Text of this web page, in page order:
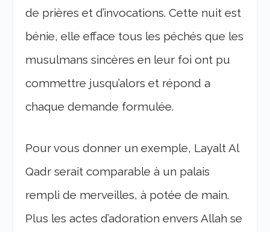
de prières et d’invocations. Cette nuit est
bénie, elle efface tous les péchés que les
musulmans sincères en leur foi ont pu
commettre jusqu’alors et répond a
chaque demande formulée.
Pour vous donner un exemple, Layalt Al
Qadr serait comparable à un palais
rempli de merveilles, à potée de main.
Plus les actes d’adoration envers Allah se